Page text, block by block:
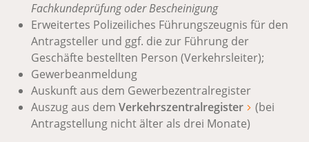
Fachkundeprüfung oder Bescheinigung
Erweitertes Polizeiliches Führungszeugnis für den
Antragsteller und ggf. die zur Führung der
Geschäfte bestellten Person (Verkehrsleiter);
Gewerbeanmeldung
Auskunft aus dem Gewerbezentralregister
Auszug aus dem Verkehrszentralregister
(bei
Antragstellung nicht älter als drei Monate)